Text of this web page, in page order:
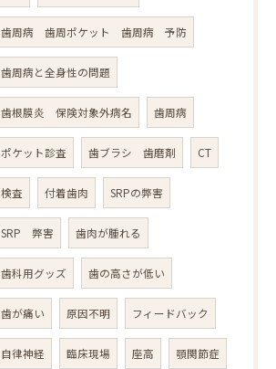
歯周病 歯周ポケット 歯周病 予防
歯周病と全身性の問題
歯根膜炎 保険対象外病名 歯周病
ポケット診査 歯ブラシ 歯磨剤 CT
検査 付着歯肉 SRPの弊害
SRP 弊害 歯肉が腫れる
歯科用グッズ 歯の高さが低い
歯が痛い 原因不明 フィードバック
自律神経 臨床現場 座高 顎関節症